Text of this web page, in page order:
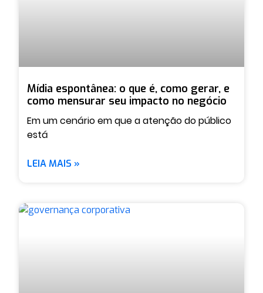
Mídia espontânea: o que é, como gerar, e
como mensurar seu impacto no negócio
Em um cenário em que a atenção do público
está
LEIA MAIS »